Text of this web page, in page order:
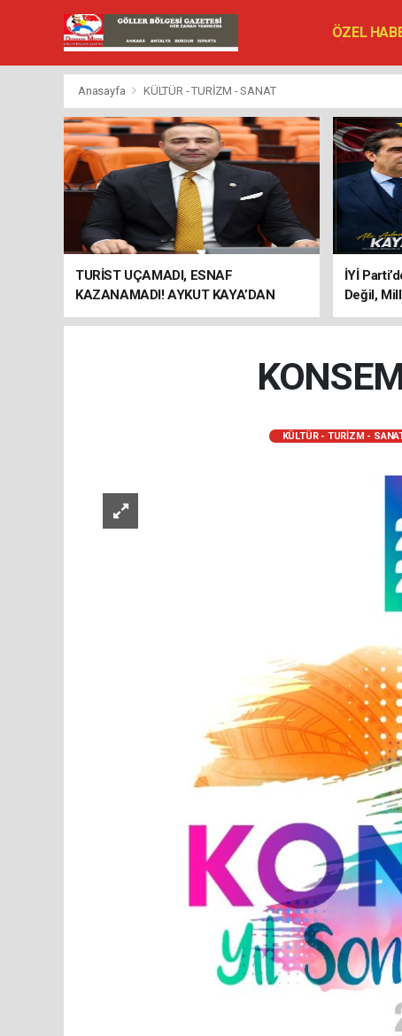
ÖZEL
VEFAT
Anasayfa KÜLTÜR - TURİZM - SANAT
TURİST UÇAMADI, ESNAF
KAZANAMADI! AYKUT KAYA’DAN
"BAGAJ HAKKI" ÇAĞRISI
İYİ
Değil,
KÜLTÜR - TURİZM -